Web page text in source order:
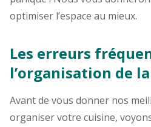
optimiser l’espace au mieux.
Les erreurs
l’organisation de
Avant de vous donner nos
organiser votre cuisine,